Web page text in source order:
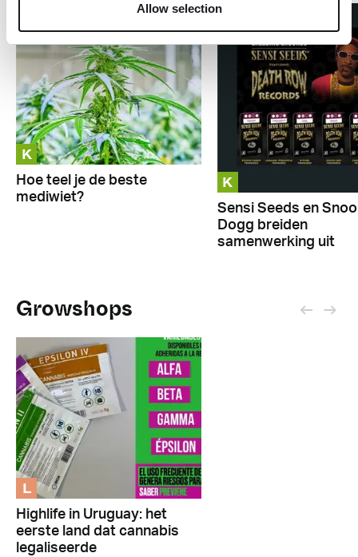
Allow selection
K
Hoe teel je de beste
mediwiet?
K
Sensi Seeds en
Dogg breiden
samenwerking uit
Growshops
L
Highlife in Uruguay: het
eerste land dat cannabis
legaliseerde